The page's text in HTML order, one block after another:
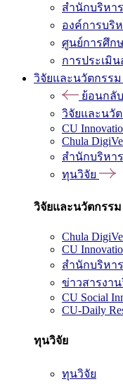
สำนักบริหา
องค์การบริ
ศูนย์การศึก
การประเมิ
วิจัยและนวัตกรรม
ย้อนกลับ
วิจัยและนวั
CU
Chula
สำนักบริหา
ทุนวิจัย
วิจัยและนวัตกรรม
Chula
CU
สำนักบริหา
ข่าวสารงา
CU Social
CU-Daily
ทุนวิจัย
ทุนวิจัย